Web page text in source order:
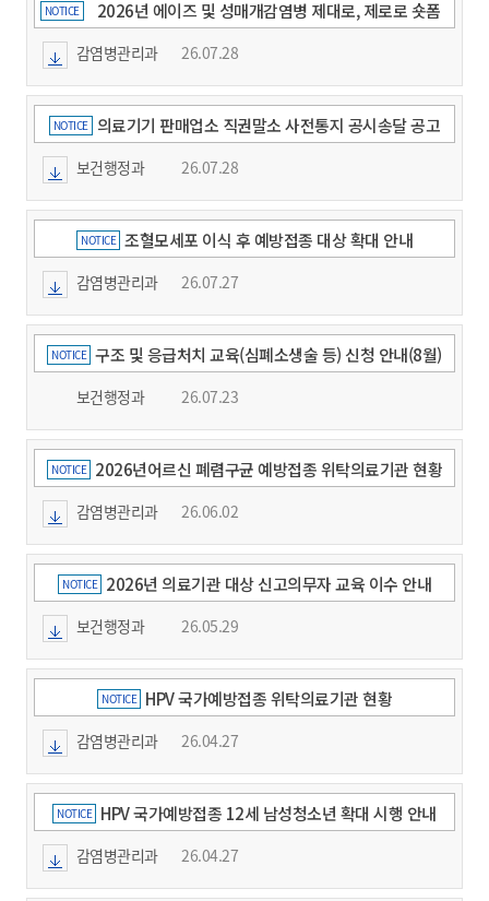
NOTICE
2026년 에이즈 및 성매개감염병 제대로, 제로로 숏폼
영상 콘텐츠 공모전 개최 안내
감염병관리과 26.07.28
NOTICE 의료기기 판매업소 직권말소 사전통지 공시송달 공고
보건행정과 26.07.28
NOTICE 조혈모세포 이식 후 예방접종 대상 확대 안내
감염병관리과 26.07.27
NOTICE 구조 및 응급처치 교육(심폐소생술 등) 신청 안내(8월)
보건행정과 26.07.23
NOTICE 2026년어르신 폐렴구균 예방접종 위탁의료기관 현황
감염병관리과 26.06.02
NOTICE 2026년 의료기관 대상 신고의무자 교육 이수 안내
보건행정과 26.05.29
NOTICE HPV 국가예방접종 위탁의료기관 현황
감염병관리과 26.04.27
NOTICE HPV 국가예방접종 12세 남성청소년 확대 시행 안내
감염병관리과 26.04.27